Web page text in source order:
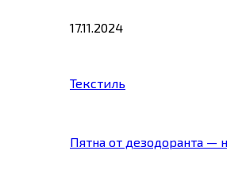
17.11.2024
Текстиль
Пятна от дезодоранта —